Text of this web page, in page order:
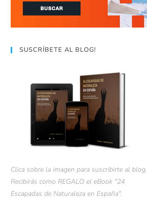
SUSCRÍBETE AL BLOG!
Clica sobre la imagen para suscribirte al blog.
Recibirás como REGALO el eBook "24
Escapadas de Naturaleza en España".